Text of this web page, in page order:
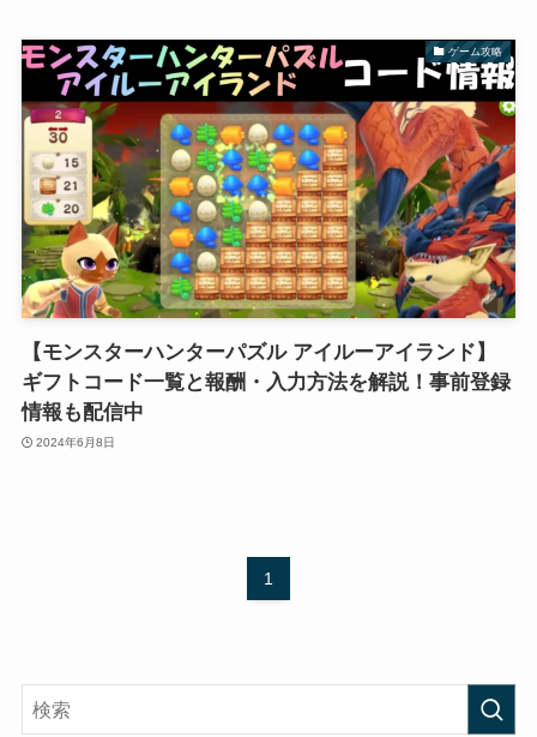
ゲーム攻略
【モンスターハンターパズル アイルーアイランド】
ギフトコード一覧と報酬・入力方法を解説！事前登録
情報も配信中
2024年6月8日
1